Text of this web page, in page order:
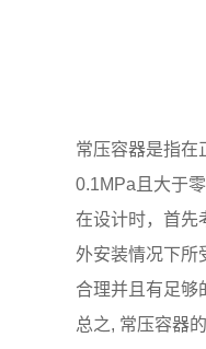
常压容器是指在
0.1MPa且大于
在设计时，首先
外安装情况下所
合理并且有足够
总之, 常压容器